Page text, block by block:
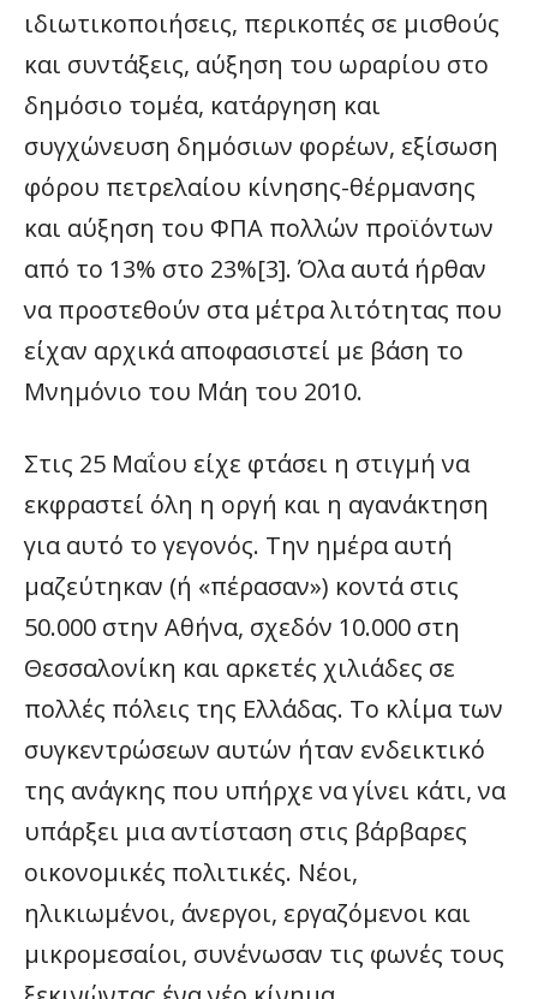
ιδιωτικοποιήσεις, περικοπές σε μισθούς
και συντάξεις, αύξηση του ωραρίου στο
δημόσιο τομέα, κατάργηση και
συγχώνευση δημόσιων φορέων, εξίσωση
φόρου πετρελαίου κίνησης-θέρμανσης
και αύξηση του ΦΠΑ πολλών προϊόντων
από το 13% στο 23%[3]. Όλα αυτά ήρθαν
να προστεθούν στα μέτρα λιτότητας που
είχαν αρχικά αποφασιστεί με βάση το
Μνημόνιο του Μάη του 2010.
Στις 25 Μαΐου είχε φτάσει η στιγμή να
εκφραστεί όλη η οργή και η αγανάκτηση
για αυτό το γεγονός. Την ημέρα αυτή
μαζεύτηκαν (ή «πέρασαν») κοντά στις
50.000 στην Αθήνα, σχεδόν 10.000 στη
Θεσσαλονίκη και αρκετές χιλιάδες σε
πολλές πόλεις της Ελλάδας. Το κλίμα των
συγκεντρώσεων αυτών ήταν ενδεικτικό
της ανάγκης που υπήρχε να γίνει κάτι, να
υπάρξει μια αντίσταση στις βάρβαρες
οικονομικές πολιτικές. Νέοι,
ηλικιωμένοι, άνεργοι, εργαζόμενοι και
μικρομεσαίοι, συνένωσαν τις φωνές τους